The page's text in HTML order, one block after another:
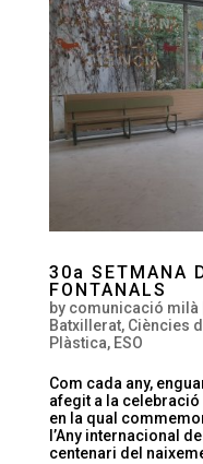
30a SETMANA
FONTANALS
by comunicació milà
Batxillerat, Ciències
Plàstica, ESO
Com cada any,
afegit a la celebració
en la qual
l’Any internacional
centenari del